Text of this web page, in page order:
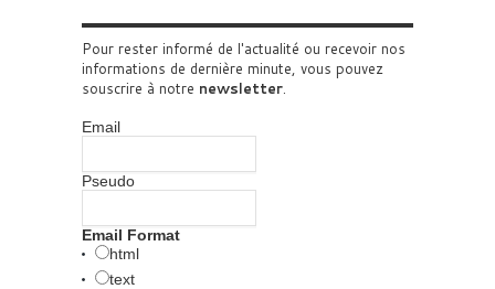
Pour rester informé de l'actualité ou recevoir nos
informations de dernière minute, vous pouvez
souscrire à notre newsletter.
Email
Pseudo
Email Format
html
text